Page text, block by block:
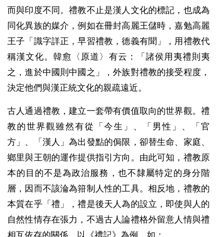
而與印度不同。禮教不止是漢人文化的標記，也成為
同化異族的媒介，例如在冊封高麗王儲時，嘉勉高麗
王子「識字詳正，早習禮教，德義有聞」，用禮教代
稱漢文化。韓愈〈原道〉有云：「諸侯用夷禮則夷
之，進於中國則中國之」，外族對禮教的接受程度，
決定他們與漢正統文化的親疏遠近。
古人通過禮教，建立一套帶有價值取向的世界觀。禮
教的世界觀雖然有從「今生」、「男性」、「官
方」、「漢人」為出發點的侷限，卻替生命、家庭、
鄉里與王朝的運作提供指引方向。由此可知，禮教原
本的目的不是為政治服務，也不隸屬特定的身分階
層，因而不該淪為箝制人性的工具。相反地，禮教的
本質在乎「禮」，禮是後天人為的設立，即使與人的
自然性情存在張力，不過古人論禮格外留意人情與禮
相互依存的關係。以《禮記》為例，如：